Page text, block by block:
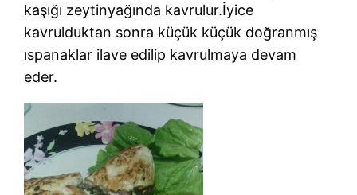
kaşığı zeytinyağında kavrulur.İyice
kavrulduktan sonra küçük küçük doğranmış
ıspanaklar ilave edilip kavrulmaya devam
eder.